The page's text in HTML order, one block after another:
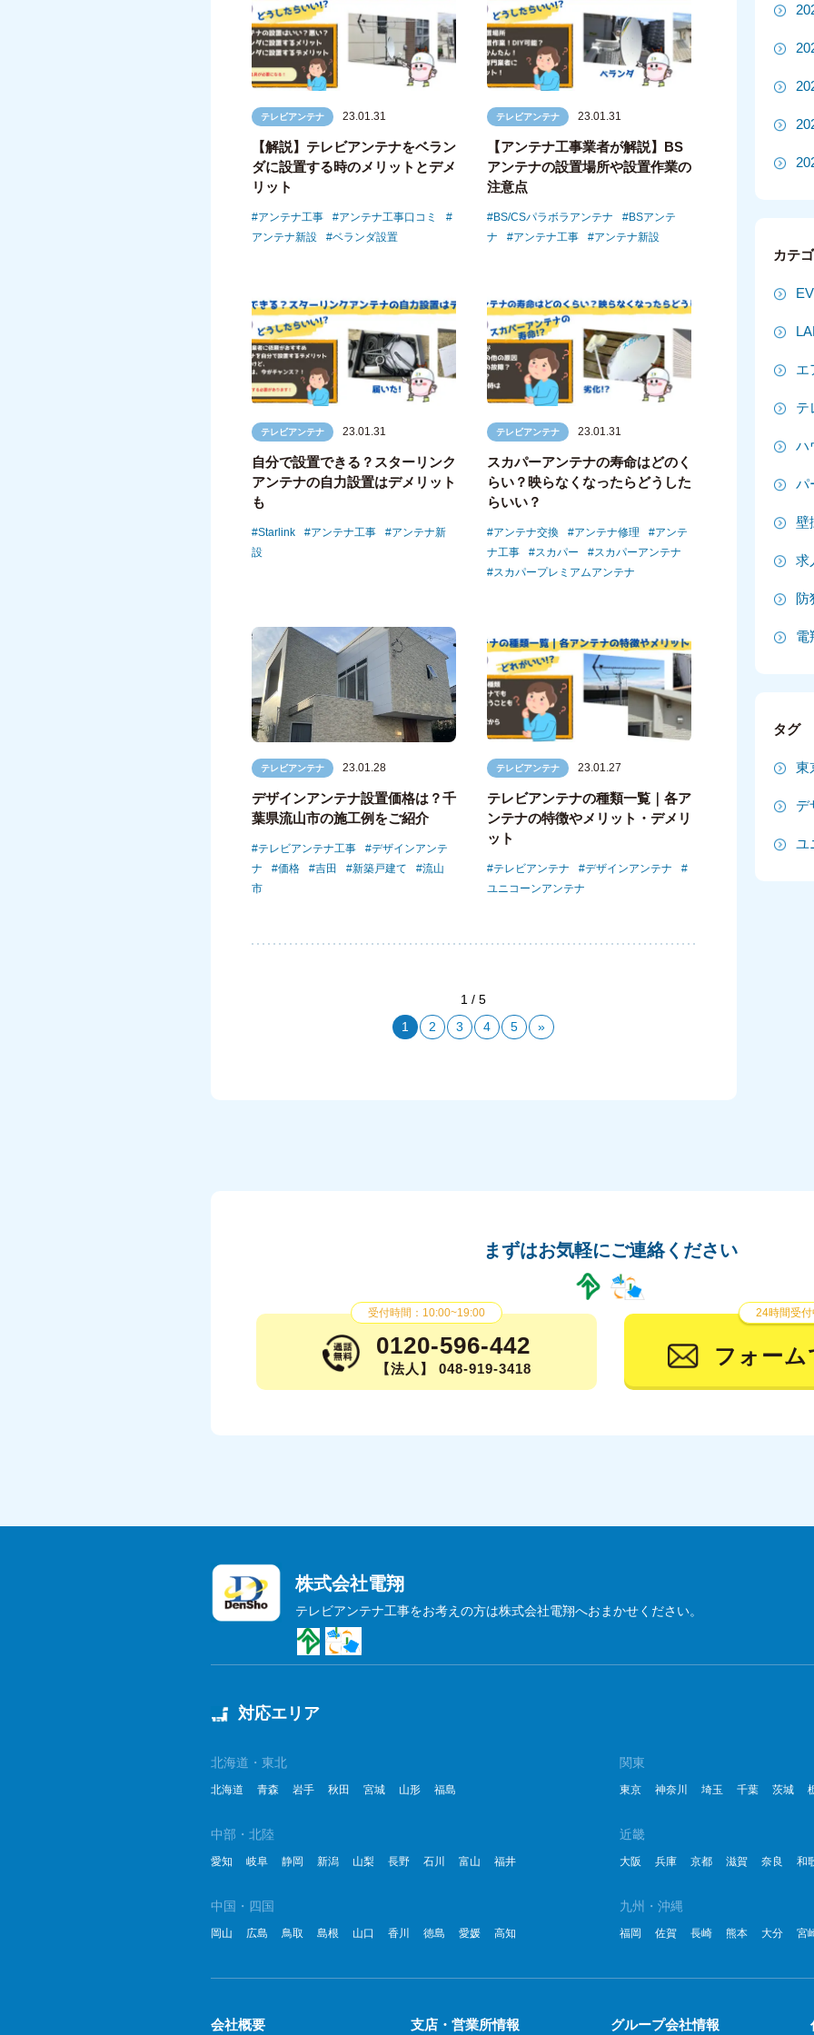
テレビアンテナ 23.01.31
【解説】テレビアンテナをベラン
ダに設置する時のメリットとデメ
リット
アンテナ工事
アンテナ工事口コミ
アンテナ新設
ベランダ設置
テレビアンテナ 23.01.31
【アンテナ工事業者が解説】BS
アンテナの設置場所や設置作業の
注意点
BS/CSパラボラアンテナ
BSアンテ
ナ
アンテナ工事 アンテナ新設
テレビアンテナ 23.01.31
自分で設置できる？スターリンク
アンテナの自力設置はデメリット
も
Starlink アンテナ工事
アンテナ新
設
テレビアンテナ 23.01.31
スカパーアンテナの寿命はどのく
らい？映らなくなったらどうした
らいい？
アンテナ交換 アンテナ修理
アンテ
ナ工事
スカパー
スカパーアンテナ
スカパープレミアムアンテナ
テレビアンテナ 23.01.28
デザインアンテナ設置価格は？千
葉県流山市の施工例をご紹介
テレビアンテナ工事
デザインアンテ
ナ
価格 吉田 新築戸建て
流山
市
テレビアンテナ 23.01.27
テレビアンテナの種類一覧｜各ア
ンテナの特徴やメリット・デメリ
ット
テレビアンテナ
デザインアンテナ
ユニコーンアンテナ
1 / 5
1
2 3 4 5 »
カテ
エ
テ
ハ
パ
壁
求
防
電
タグ
東
デ
ユ
まずはお気軽にご連絡ください
受付時間：10:00~19:00
0120-596-442
【法人】 048-919-3418
24時間受付
フォーム
株式会社電翔
テレビアンテナ工事をお考えの方は株式会社電翔へおまかせください。
対応エリア
北海道・東北
北海道 青森 岩手 秋田 宮城 山形 福島
関東
東京 神奈川 埼玉 千葉 茨城
中部・北陸
愛知 岐阜 静岡 新潟 山梨 長野 石川 富山 福井
近畿
大阪 兵庫 京都 滋賀 奈良 和
中国・四国
岡山 広島 鳥取 島根 山口 香川 徳島 愛媛 高知
九州・沖縄
福岡 佐賀 長崎 熊本 大分 宮
会社概要 支店・営業所情報 グループ会社情報